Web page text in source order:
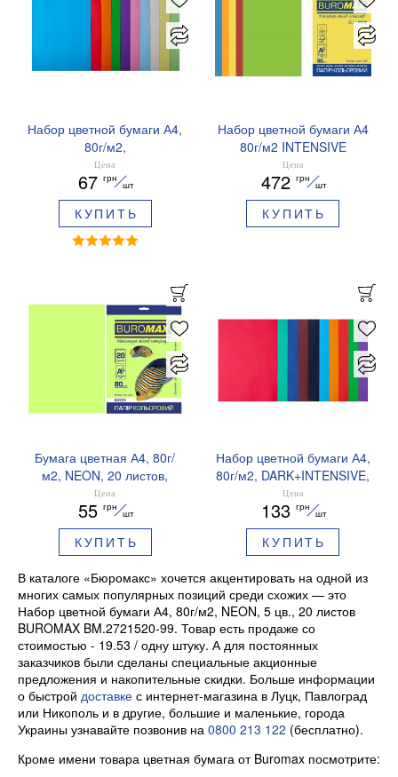
Набор цветной бумаги А4,
80г/м2,
PASTEL+INTENSIVE, 10
цветов, 20 листов
BUROMAX BM.2721620-99
Цена
67 грн
шт
КУПИТЬ
Набор цветной бумаги А4
80г/м2 INTENSIVE
EUROMAX 5 цветов 250
листов BUROMAX
BM.27213250E-99
Цена
472 грн
шт
КУПИТЬ
Бумага цветная А4, 80г/
м2, NEON, 20 листов,
BUROMAX BM.2721520
Цена
55 грн
шт
КУПИТЬ
Набор цветной бумаги А4,
80г/м2, DARK+INTENSIVE,
10 цветов, 50 листов
BUROMAX BM.2721950-99
Цена
133 грн
шт
КУПИТЬ
В каталоге «Бюромакс» хочется акцентировать на одной из
многих самых популярных позиций среди схожих — это
Набор цветной бумаги А4, 80г/м2, NEON, 5 цв., 20 листов
BUROMAX BM.2721520-99. Товар есть продаже со
стоимостью - 19.53 / одну штуку. А для постоянных
заказчиков были сделаны специальные акционные
предложения и накопительные скидки. Больше информации
о быстрой доставке с интернет-магазина в Луцк, Павлоград
или Никополь и в другие, большие и маленькие, города
Украины узнавайте позвонив на 0800 213 122 (бесплатно).
Кроме имени товара цветная бумага от Buromax посмотрите: